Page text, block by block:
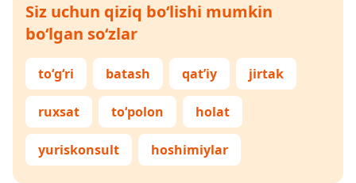
Siz uchun qiziq bo‘lishi mumkin
bo‘lgan so‘zlar
to‘g‘ri batash qat’iy jirtak
ruxsat to‘polon holat
yuriskonsult hoshimiylar